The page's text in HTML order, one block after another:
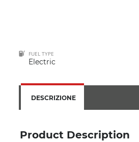
FUEL TYPE
Electric
DESCRIZIONE
Product Description